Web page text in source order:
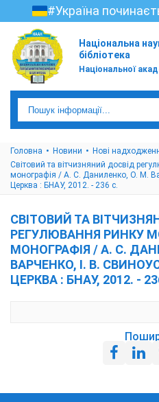
#Україна
Національна
бібліотека
Національної
Головна Новини Нові
Світовий та вітчизняний досвід
монографія / А. С. Даниленко, О. М.
Церква : БНАУ, 2012. - 236 с.
СВІТОВИЙ ТА
РЕГУЛЮВАННЯ РИНКУ
МОНОГРАФІЯ / А. С.
ВАРЧЕНКО, І. В.
ЦЕРКВА : БНАУ, 2012. -